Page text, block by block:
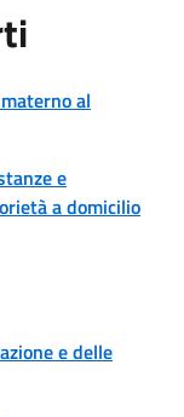
al
e
a domicilio
e delle